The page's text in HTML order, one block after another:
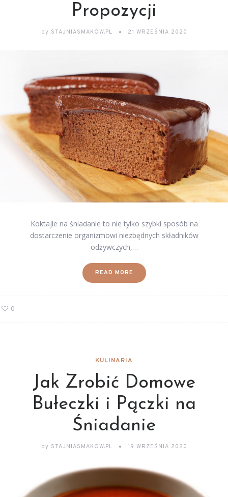
Propozycji
by STAJNIASMAKOW.PL 21 WRZEŚNIA 2020
Koktajle na śniadanie to nie tylko szybki sposób na
dostarczenie organizmowi niezbędnych składników
odżywczych,…
READ MORE
0
KULINARIA
Jak Zrobić Domowe
Bułeczki i Pączki na
Śniadanie
by STAJNIASMAKOW.PL 19 WRZEŚNIA 2020